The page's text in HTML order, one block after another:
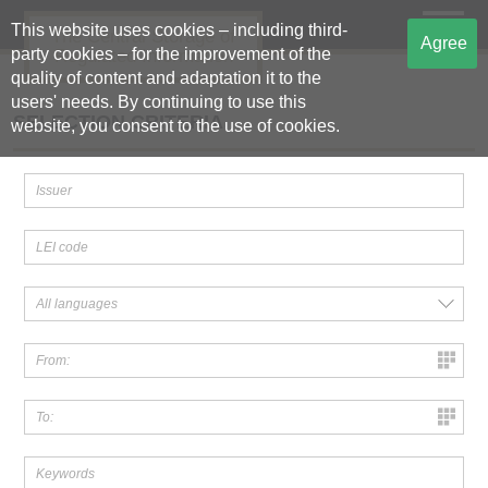
This website uses cookies – including third-
party cookies – for the improvement of the
quality of content and adaptation it to the
users' needs. By continuing to use this
website, you consent to the use of cookies.
Agree
The Central Storage of
Regulated Information
SELECTION CRITERIA